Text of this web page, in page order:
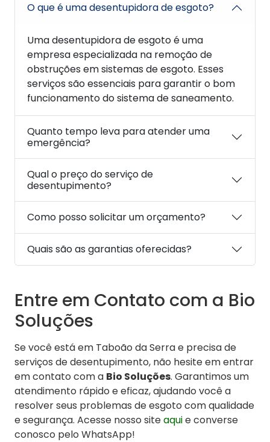
O que é uma desentupidora de esgoto?
Uma desentupidora de esgoto é uma
empresa especializada na remoção de
obstruções em sistemas de esgoto. Esses
serviços são essenciais para garantir o bom
funcionamento do sistema de saneamento.
Quanto tempo leva para atender uma
emergência?
Qual o preço do serviço de
desentupimento?
Como posso solicitar um orçamento?
Quais são as garantias oferecidas?
Entre em Contato com a Bio
Soluções
Se você está em Taboão da Serra e precisa de
serviços de desentupimento, não hesite em entrar
em contato com a Bio Soluções. Garantimos um
atendimento rápido e eficaz, ajudando você a
resolver seus problemas de esgoto com qualidade
e segurança. Acesse nosso siteaquie converse
conosco pelo WhatsApp!